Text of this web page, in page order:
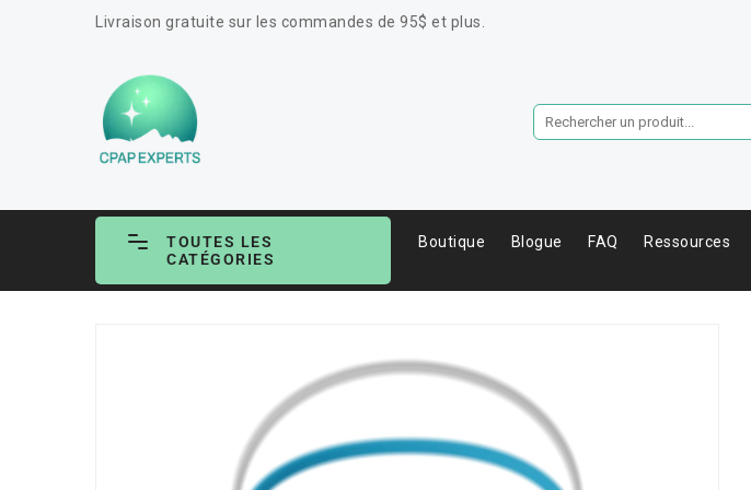
Livraison gratuite sur les commandes de 95$ et plus.
TOUTES LES
CATÉGORIES
Boutique Blogue FAQ Ressources